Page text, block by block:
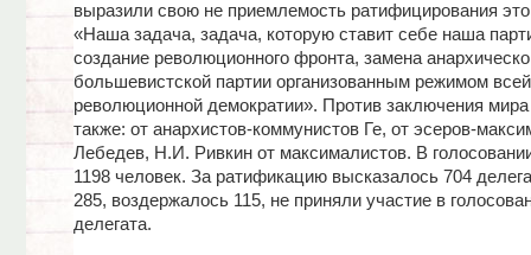
выразили свою не приемлемость ратифицирования
«Наша задача, задача, которую ставит себе наша
создание революционного фронта, замена
большевистской партии организованным режимом всей
революционной демократии». Против заключения
также: от анархистов-коммунистов Ге, от эсеров-
Лебедев, Н.И. Ривкин от максималистов. В
1198 человек. За ратификацию высказалось 704
285, воздержалось 115, не приняли участие в
делегата.